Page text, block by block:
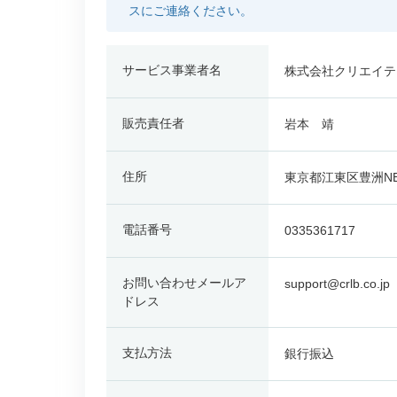
スにご連絡ください。
サービス事業者名 株式会社クリエイ
販売責任者 岩本 靖
住所 東京都江東区豊洲
電話番号 0335361717
お問い合わせメールア
ドレス
support@crlb.co.jp
支払方法 銀行振込